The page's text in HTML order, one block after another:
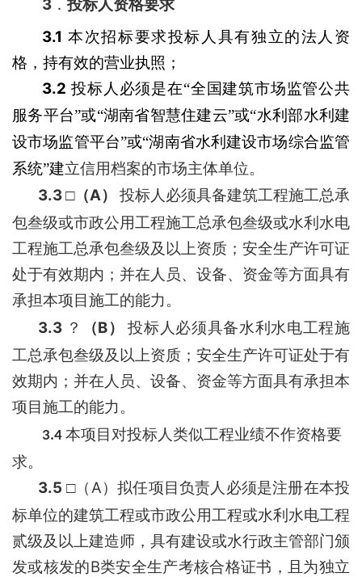
3 ．投标人资格要求
3.1 本次招标要求投标人具有独立的法人资
格，持有效的营业执照；
3.2 投标人必须是在“全国建筑市场监管公共
服务平台”或“湖南省智慧住建云”或“水利部水利建
设市场监管平台”或“湖南省水利建设市场综合监管
系统”建立信用档案的市场主体单位。
3.3□（A） 投标人必须具备建筑工程施工总承
包叁级或市政公用工程施工总承包叁级或水利水电
工程施工总承包叁级及以上资质；安全生产许可证
处于有效期内；并在人员、设备、资金等方面具有
承担本项目施工的能力。
3.3 ？ （B） 投标人必须具备水利水电工程施
工总承包叁级及以上资质；安全生产许可证处于有
效期内；并在人员、设备、资金等方面具有承担本
项目施工的能力。
3.4本项目对投标人类似工程业绩不作资格要
求。
3.5 □（A）拟任项目负责人必须是注册在本投
标单位的建筑工程或市政公用工程或水利水电工程
贰级及以上建造师，具有建设或水行政主管部门颁
发或核发的B类安全生产考核合格证书，且为独立